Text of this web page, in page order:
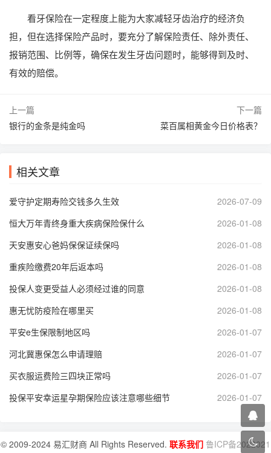
看牙保险在一定程度上能为大家减轻牙齿治疗的经济负
担，但在选择保险产品时，要充分了解保险责任、除外责任、
报销范围、比例等，确保在发生牙齿问题时，能够得到及时、
有效的赔偿。
上一篇
银行的金条是纯金吗
下一篇
菜百属相黄金今日价格表？
相关文章
爱守护定期寿险交钱多久生效
2026-07-09
恒大万年青终身重大疾病保险保什么
2026-01-08
天安惠安心爸妈保保证续保吗
2026-01-08
重疾险缴费20年后返本吗
2026-01-08
投保人变更受益人必须经过谁的同意
2026-01-08
惠无忧防疫险在哪里买
2026-01-08
平安e生保限制地区吗
2026-01-07
河北冀惠保怎么申请理赔
2026-01-07
买衣服运费险三四块正常吗
2026-01-07
投保平安幸运星孕期保险应该注意哪些细节
2026-01-07
© 2009-2024 易汇财商 All Rights Reserved. 联系我们 鲁ICP备2022021